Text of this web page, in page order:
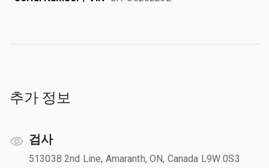
추가 정보
검사
513038 2nd Line, Amaranth, ON, Canada L9W 0S3